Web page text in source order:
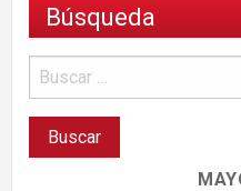
Búsqueda